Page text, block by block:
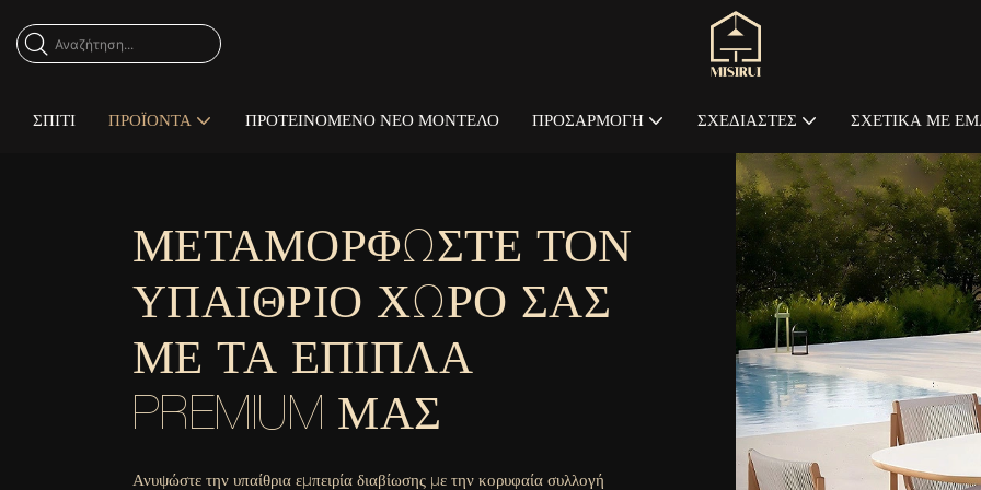
ΣΠΊΤΙ ΠΡΟΪΌΝΤΑ ΠΡΟΤΕΙΝΌΜΕΝΟ ΝΈΟ ΜΟΝΤΈΛΟ ΠΡΟΣΑΡΜΟΓΉ ΣΧΕΔΙΑΣΤΈΣ ΣΧΕΤΙΚΆ ΜΕ
ΜΕΤΑΜΟΡΦΏΣΤΕ ΤΟΝ
ΥΠΑΊΘΡΙΟ ΧΏΡΟ ΣΑΣ
ΜΕ ΤΑ ΈΠΙΠΛΑ
PREMIUM ΜΑΣ
Ανυψώστε την υπαίθρια εμπειρία διαβίωσης με την κορυφαία συλλογή